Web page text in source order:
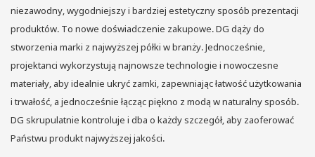
niezawodny, wygodniejszy i bardziej estetyczny sposób prezentacji
produktów. To nowe doświadczenie zakupowe. DG dąży do
stworzenia marki z najwyższej półki w branży. Jednocześnie,
projektanci wykorzystują najnowsze technologie i nowoczesne
materiały, aby idealnie ukryć zamki, zapewniając łatwość użytkowania
i trwałość, a jednocześnie łącząc piękno z modą w naturalny sposób.
DG skrupulatnie kontroluje i dba o każdy szczegół, aby zaoferować
Państwu produkt najwyższej jakości.